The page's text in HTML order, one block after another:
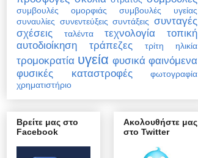
συμβουλές ομορφιάς
συμβουλές υγείας
συναυλίες συνεντεύξεις συντάξεις συνταγές
σχέσεις
ταλέντα τεχνολογία
τοπική
αυτοδιοίκηση
τράπεζες τρίτη ηλικία
τρομοκρατία υγεία φυσικά φαινόμενα
φυσικές καταστροφές
φωτογραφία
χρηματιστήριο
Βρείτε μας στο
Facebook
Ακολουθήστε μας
στο Twitter